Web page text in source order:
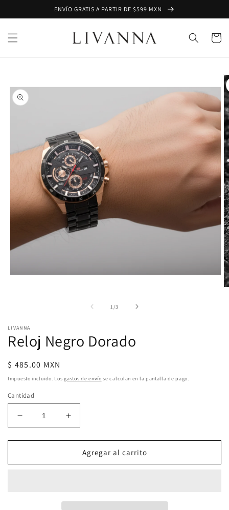
directamente
al contenido
ENVÍO GRATIS A PARTIR DE $599 MXN
Carrito
información
del producto
ventana
modal
1 /de
3
LIVANNA
Reloj Negro Dorado
Precio
habitual
$ 485.00 MXN
Impuesto incluido. Losgastos de envío se calculan en la pantalla de pago.
Cantidad
Reducir
cantidad
para
Negro
Aumentar
cantidad
para
Reloj
Negro
Agregar al carrito